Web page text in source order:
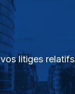
litiges